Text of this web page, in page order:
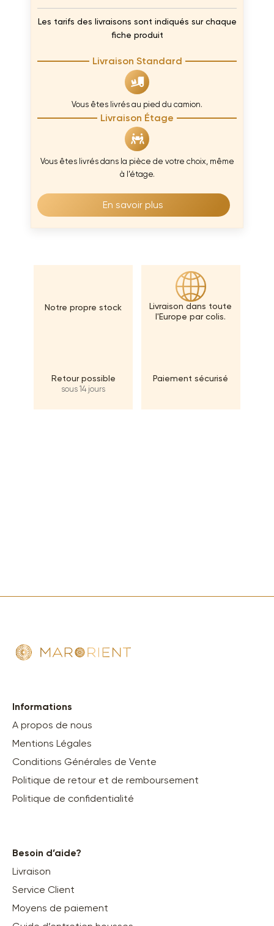
Les tarifs des livraisons sont indiqués sur chaque
fiche produit
Livraison Standard
Vous êtes livrés au pied du camion.
Livraison Étage
Vous êtes livrés dans la pièce de votre choix, même
à l’étage.
En savoir plus
Notre propre stock
Livraison dans toute
l'Europe par colis.
Retour possible
sous 14 jours
Paiement sécurisé
Informations
A propos de nous
Mentions Légales
Conditions Générales de Vente
Politique de retour et de remboursement
Politique de confidentialité
Besoin d’aide?
Livraison
Service Client
Moyens de paiement